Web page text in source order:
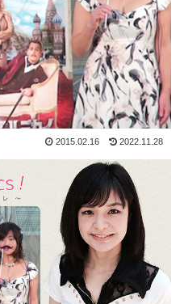
2015.02.16 2022.11.28